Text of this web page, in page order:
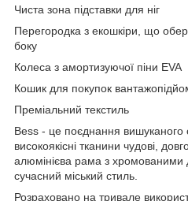
Чиста зона підставки для ніг
Перегородка з екошкіри, що
боку
Колеса з амортизуючої піни EVA
Кошик для покупок
Преміальний текстиль
Bess - це поєднання вишуканого
високоякісні тканини чудові,
алюмінієва рама з хромованими
сучасний міський стиль.
Розраховано на тривале